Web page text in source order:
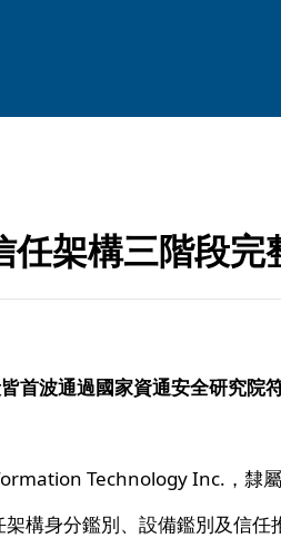
架構三階段完
首波通過國家資通安全研究院
Technology Inc.，隸
構身分鑑別、設備鑑別及信任